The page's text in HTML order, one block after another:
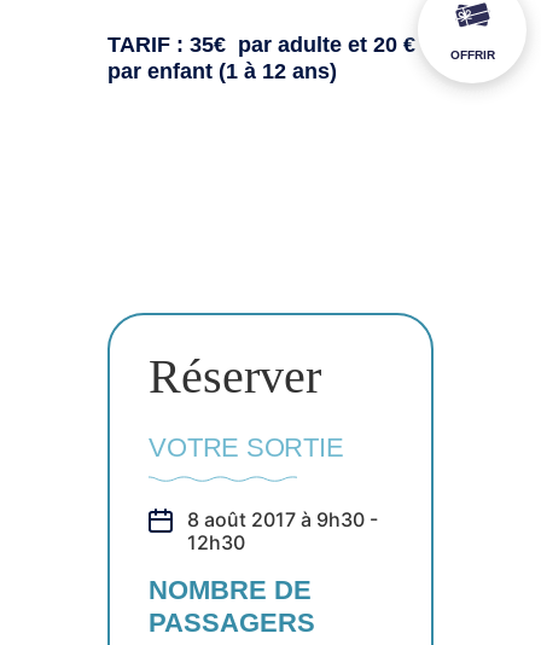
TARIF : 35€ par adulte et 20 €
par enfant (1 à 12 ans)
Réserver
VOTRE SORTIE
8 août 2017 à 9h30 -
12h30
NOMBRE DE
PASSAGERS
OFFRIR